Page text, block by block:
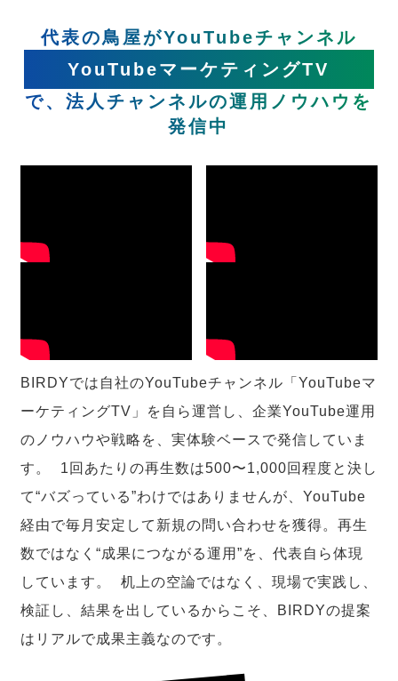
代表の鳥屋がYouTubeチャンネル
YouTubeマーケティングTV
で、法人チャンネルの運用ノウハウを
発信中
BIRDYでは自社のYouTubeチャンネル「YouTubeマ
ーケティングTV」を自ら運営し、企業YouTube運用
のノウハウや戦略を、実体験ベースで発信していま
す。 1回あたりの再生数は500〜1,000回程度と決し
て“バズっている”わけではありませんが、YouTube
経由で毎月安定して新規の問い合わせを獲得。再生
数ではなく“成果につながる運用”を、代表自ら体現
しています。 机上の空論ではなく、現場で実践し、
検証し、結果を出しているからこそ、BIRDYの提案
はリアルで成果主義なのです。